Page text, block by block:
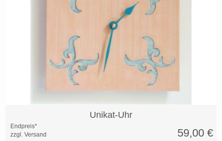
Unikat-Uhr
Endpreis*
zzgl. Versand
59,00 €